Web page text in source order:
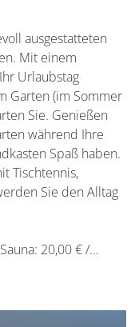
ausgestatteten
Mit einem
Urlaubstag
Garten (im Sommer
Sie. Genießen
während Ihre
Spaß haben.
Tischtennis,
Sie den Alltag
20,00 € /…